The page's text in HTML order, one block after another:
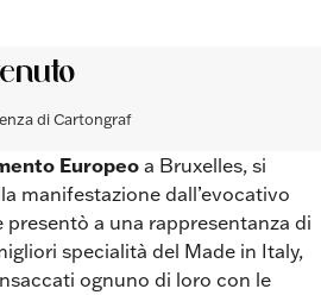
Europeoa Bruxelles, si
manifestazione dall’evocativo
presentò a una rappresentanza di
specialità del Made in Italy,
ognuno di loro con le
di Cartongraf